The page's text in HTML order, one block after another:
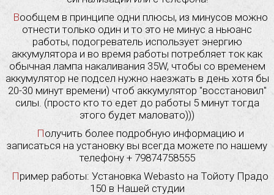
Вообщем в принципе одни плюсы, из минусов можно
отнести только один и то это не минус а ньюанс
работы, подогреватель использует энергию
аккумулятора и во время работы потребляет ток как
обычная лампа накаливания 35W, чтобы со временем
аккумулятор не подсел нужно наезжать в день хотя бы
20-30 минут времени) чтоб аккумулятор "восстановил"
силы. (просто кто то едет до работы 5 минут тогда
этого будет маловато)))
Получить более подробную информацию и
записаться на установку вы всегда можете по нашему
телефону + 79874758555
Пример работы: Установка Webasto на Тойоту Прадо
150 в Нашей студии